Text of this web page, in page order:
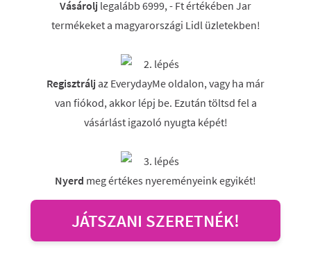
Vásárolj legalább 6999, - Ft értékében Jar
termékeket a magyarországi Lidl üzletekben!
Regisztrálj az EverydayMe oldalon, vagy ha már
van fiókod, akkor lépj be. Ezután töltsd fel a
vásárlást igazoló nyugta képét!
Nyerd meg értékes nyereményeink egyikét!
JÁTSZANI SZERETNÉK!